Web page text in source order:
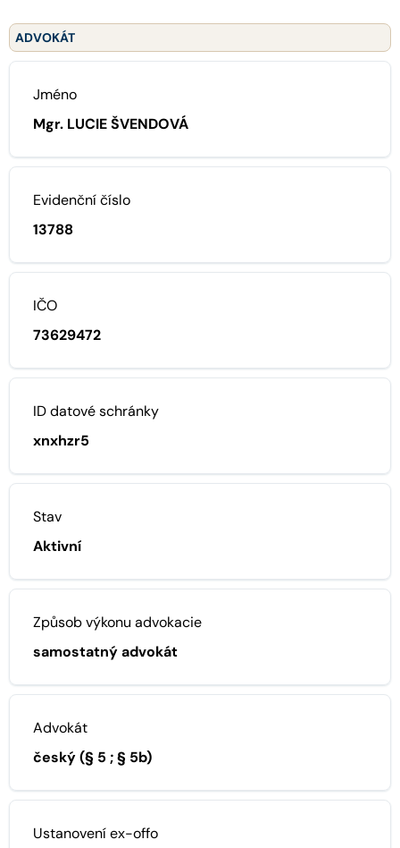
ADVOKÁT
Jméno
Mgr. LUCIE ŠVENDOVÁ
Evidenční číslo
13788
IČO
73629472
ID datové schránky
xnxhzr5
Stav
Aktivní
Způsob výkonu advokacie
samostatný advokát
Advokát
český (§ 5 ; § 5b)
Ustanovení ex-offo